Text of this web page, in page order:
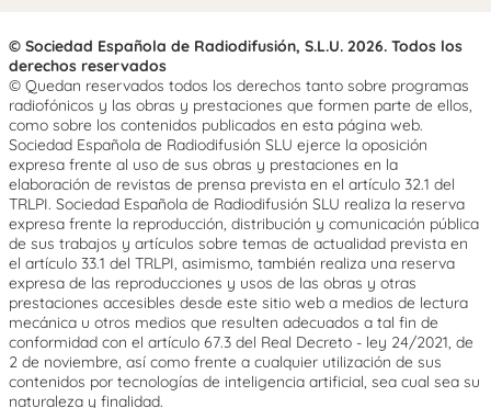
© Sociedad Española de Radiodifusión, S.L.U. 2026. Todos los
derechos reservados
© Quedan reservados todos los derechos tanto sobre programas
radiofónicos y las obras y prestaciones que formen parte de ellos,
como sobre los contenidos publicados en esta página web.
Sociedad Española de Radiodifusión SLU ejerce la oposición
expresa frente al uso de sus obras y prestaciones en la
elaboración de revistas de prensa prevista en el artículo 32.1 del
TRLPI. Sociedad Española de Radiodifusión SLU realiza la reserva
expresa frente la reproducción, distribución y comunicación pública
de sus trabajos y artículos sobre temas de actualidad prevista en
el artículo 33.1 del TRLPI, asimismo, también realiza una reserva
expresa de las reproducciones y usos de las obras y otras
prestaciones accesibles desde este sitio web a medios de lectura
mecánica u otros medios que resulten adecuados a tal fin de
conformidad con el artículo 67.3 del Real Decreto - ley 24/2021, de
2 de noviembre, así como frente a cualquier utilización de sus
contenidos por tecnologías de inteligencia artificial, sea cual sea su
naturaleza y finalidad.